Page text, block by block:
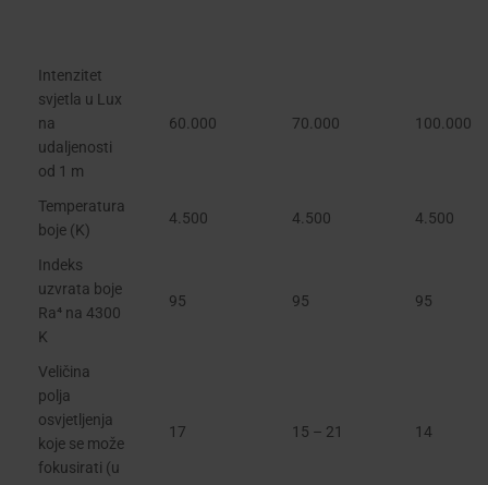
Intenzitet
svjetla u Lux
na
udaljenosti
od 1 m
60.000 70.000 100.000
Temperatura
boje (K)
4.500 4.500 4.500
Indeks
uzvrata boje
Ra⁴ na 4300
K
95 95 95
Veličina
polja
osvjetljenja
koje se može
fokusirati (u
17 15 – 21 14